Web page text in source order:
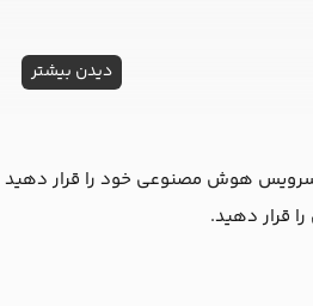
دیدن بیشتر
هوش مصنوعی خود را قرار دهید
قرار دهید.